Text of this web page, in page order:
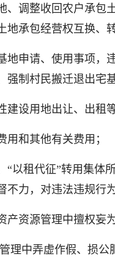
调整收回农户承包
承包经营权互换、
申请、使用事项，
制村民搬迁退出宅基
设用地出让、出租等
和其他有关费用；
租代征”转用集体
力，对违法违规行
资源管理中擅权妄为
中弄虚作假、损公